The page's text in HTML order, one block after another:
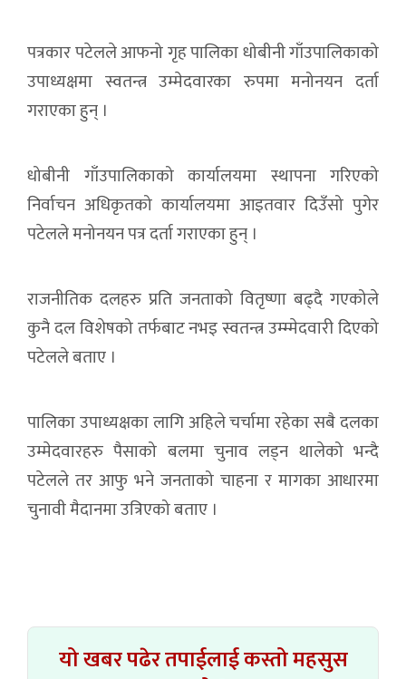
पत्रकार पटेलले आफनो गृह पालिका धोबीनी गाँउपालिकाको
उपाध्यक्षमा स्वतन्त्र उम्मेदवारका रुपमा मनोनयन दर्ता
गराएका हुन् ।
धोबीनी गाँउपालिकाको कार्यालयमा स्थापना गरिएको
निर्वाचन अधिकृतको कार्यालयमा आइतवार दिउँसो पुगेर
पटेलले मनोनयन पत्र दर्ता गराएका हुन् ।
राजनीतिक दलहरु प्रति जनताको वितृष्णा बढ्दै गएकोले
कुनै दल विशेषको तर्फबाट नभइ स्वतन्त्र उम्म्मेदवारी दिएको
पटेलले बताए ।
पालिका उपाध्यक्षका लागि अहिले चर्चामा रहेका सबै दलका
उम्मेदवारहरु पैसाको बलमा चुनाव लड्न थालेको भन्दै
पटेलले तर आफु भने जनताको चाहना र मागका आधारमा
चुनावी मैदानमा उत्रिएको बताए ।
यो खबर पढेर तपाईलाई कस्तो महसुस